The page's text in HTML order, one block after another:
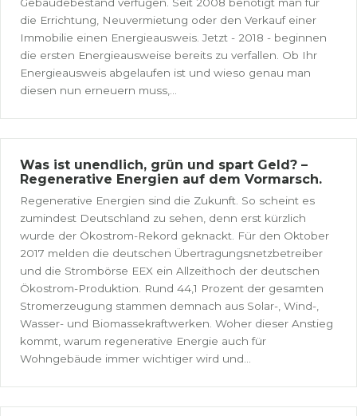
die Errichtung, Neuvermietung oder den Verkauf einer
Immobilie einen Energieausweis. Jetzt - 2018 - beginnen
die ersten Energieausweise bereits zu verfallen. Ob Ihr
Energieausweis abgelaufen ist und wieso genau man
diesen nun erneuern muss,...
Was ist unendlich, grün und spart Geld? –
Regenerative Energien auf dem Vormarsch.
Regenerative Energien sind die Zukunft. So scheint es
zumindest Deutschland zu sehen, denn erst kürzlich
wurde der Ökostrom-Rekord geknackt. Für den Oktober
2017 melden die deutschen Übertragungsnetzbetreiber
und die Strombörse EEX ein Allzeithoch der deutschen
Ökostrom-Produktion. Rund 44,1 Prozent der gesamten
Stromerzeugung stammen demnach aus Solar-, Wind-,
Wasser- und Biomassekraftwerken. Woher dieser Anstieg
kommt, warum regenerative Energie auch für
Wohngebäude immer wichtiger wird und...